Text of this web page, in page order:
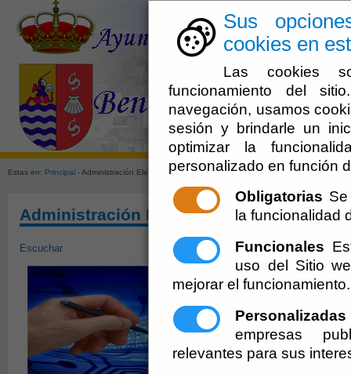
Sus
cookies en
Las cookies
funcionamiento del
navegación, usamos
sesión y brindarle un
optimizar la
personalizado en función
Obligatorias
la funcionalidad
Funcionales
uso del Sitio
mejorar el funcionamiento.
Personalizadas
empresas
relevantes para sus
El
Estas en: Principal - Administración Electrónica. Certificados Digitales
Administración Electrónica. Certificados
Escuchar
Pulse en la Imagen,
Digital Reconocido, lo
trámites desde casa las